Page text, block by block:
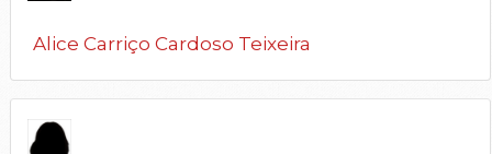
Alice Carriço Cardoso Teixeira